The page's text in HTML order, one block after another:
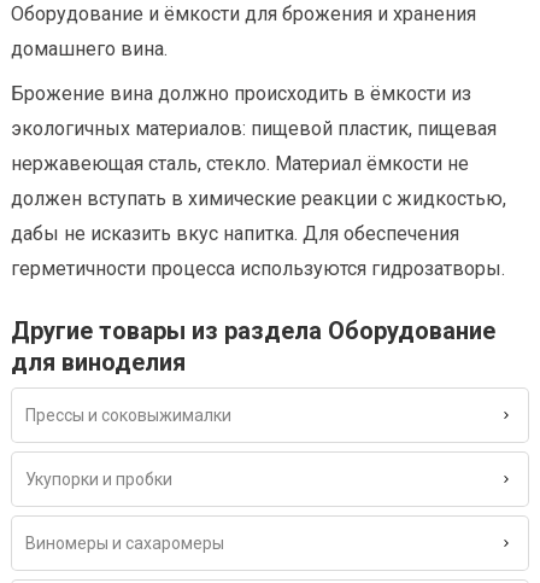
Оборудование и ёмкости для брожения и хранения
домашнего вина.
Брожение вина должно происходить в ёмкости из
экологичных материалов: пищевой пластик, пищевая
нержавеющая сталь, стекло. Материал ёмкости не
должен вступать в химические реакции с жидкостью,
дабы не исказить вкус напитка. Для обеспечения
герметичности процесса используются гидрозатворы.
Другие товары из раздела Оборудование
для виноделия
Прессы и соковыжималки
Укупорки и пробки
Виномеры и сахаромеры